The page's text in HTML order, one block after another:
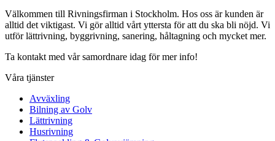
Välkommen till Rivningsfirman i Stockholm. Hos oss är kunden är
alltid det viktigast. Vi gör alltid vårt yttersta för att du ska bli nöjd. Vi
utför lättrivning, byggrivning, sanering, håltagning och mycket mer.
Ta kontakt med vår samordnare idag för mer info!
Våra tjänster
Avväxling
Bilning av Golv
Lättrivning
Husrivning